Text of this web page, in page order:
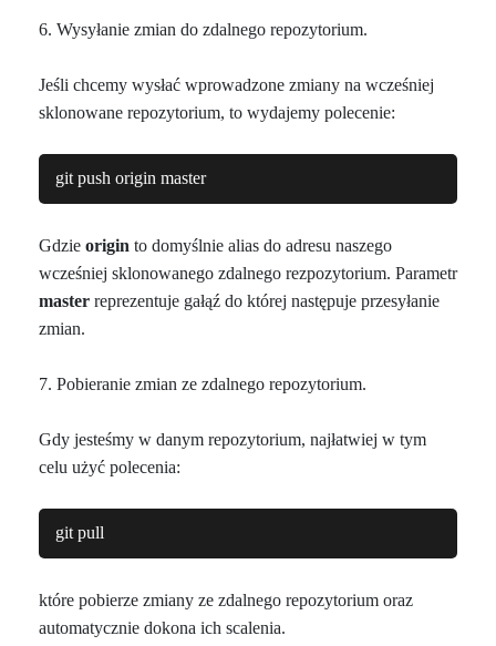
6. Wysyłanie zmian do zdalnego repozytorium.
Jeśli chcemy wysłać wprowadzone zmiany na wcześniej
sklonowane repozytorium, to wydajemy polecenie:
git push origin master
Gdzie origin to domyślnie alias do adresu naszego
wcześniej sklonowanego zdalnego rezpozytorium. Parametr
master reprezentuje gałąź do której następuje przesyłanie
zmian.
7. Pobieranie zmian ze zdalnego repozytorium.
Gdy jesteśmy w danym repozytorium, najłatwiej w tym
celu użyć polecenia:
git pull
które pobierze zmiany ze zdalnego repozytorium oraz
automatycznie dokona ich scalenia.